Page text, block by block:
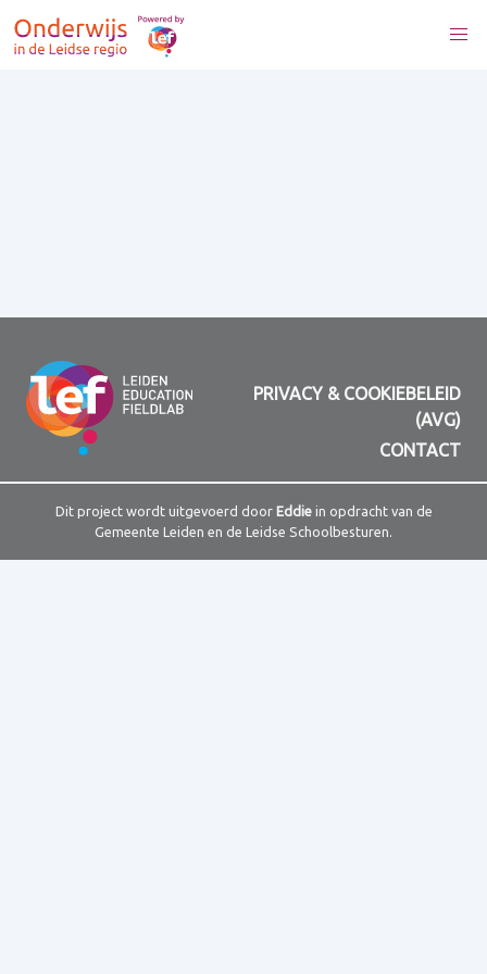
PRIVACY & COOKIEBELEID
(AVG)
CONTACT
Dit project wordt uitgevoerd door Eddiein opdracht van de
Gemeente Leiden en de Leidse Schoolbesturen.